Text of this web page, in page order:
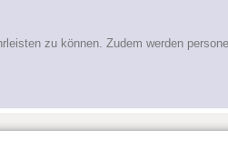
zu können. Zudem werden